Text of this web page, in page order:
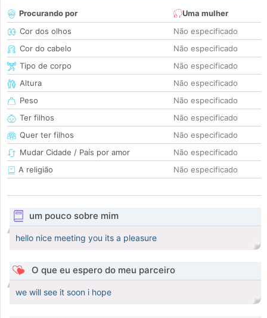
Procurando por
Uma mulher
Cor dos olhos
Não especificado
Cor do cabelo
Não especificado
Tipo de corpo
Não especificado
Altura
Não especificado
Peso
Não especificado
Ter filhos
Não especificado
Quer ter filhos
Não especificado
Mudar Cidade / País por amor
Não especificado
A religião
Não especificado
um pouco sobre mim
hello nice meeting you its a pleasure
O que eu espero do meu parceiro
we will see it soon i hope